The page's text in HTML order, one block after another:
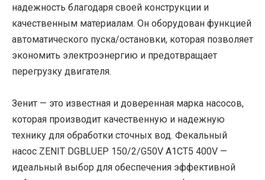
надежность благодаря своей конструкции и
качественным материалам. Он оборудован функцией
автоматического пуска/остановки, которая позволяет
экономить электроэнергию и предотвращает
перегрузку двигателя.
Зенит — это известная и доверенная марка насосов,
которая производит качественную и надежную
технику для обработки сточных вод. Фекальный
насос ZENIT DGBLUEP 150/2/G50V A1CT5 400V —
идеальный выбор для обеспечения эффективной